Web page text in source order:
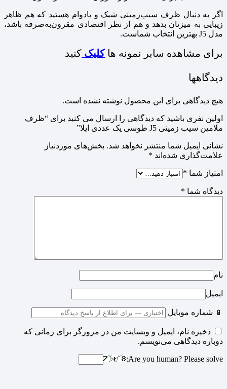
اگر به دنبال ظرف سیب‌زمینی شیک و بادوام هستید که هم ظاهر
زیبایی به میزتان بدهد و هم از نظر اقتصادی مقرون‌به‌صرفه باشد،
مدل J5 بهترین انتخاب شماست.
برای مشاهده سایر نمونه ها کلیک کنید
دیدگاهها
هیچ دیدگاهی برای این محصول نوشته نشده است.
اولین نفری باشید که دیدگاهی را ارسال می کنید برای “ظرف
ملامین سیب زمینی J5 طوسی یک عددی ایلا”
نشانی ایمیل شما منتشر نخواهد شد. بخش‌های موردنیاز
علامت‌گذاری شده‌اند *
امتیاز شما *
دیدگاه شما *
نام
ایمیل
📱 شماره موبایل
ذخیره نام، ایمیل و وبسایت من در مرورگر برای زمانی که
دوباره دیدگاهی می‌نویسم.
Are you human? Please solve: